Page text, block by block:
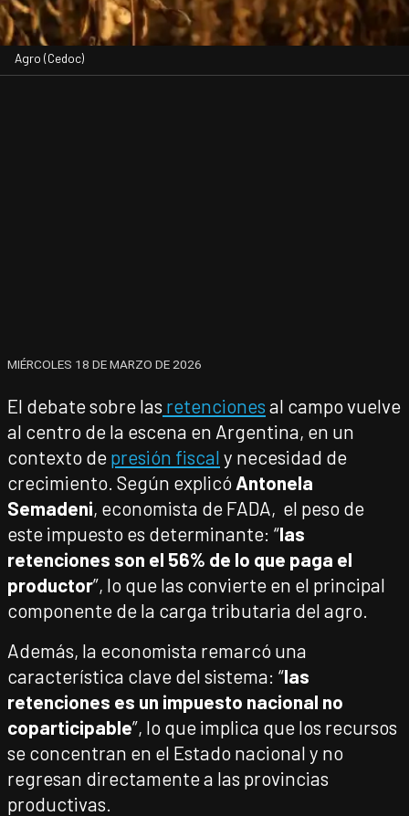
Agro (Cedoc)
MIÉRCOLES 18 DE MARZO DE 2026
El debate sobre las retenciones al campo vuelve
al centro de la escena en Argentina, en un
contexto de presión fiscal y necesidad de
crecimiento. Según explicó Antonela
Semadeni, economista de FADA, el peso de
este impuesto es determinante: “las
retenciones son el 56% de lo que paga el
productor”, lo que las convierte en el principal
componente de la carga tributaria del agro.
Además, la economista remarcó una
característica clave del sistema: “las
retenciones es un impuesto nacional no
coparticipable”, lo que implica que los recursos
se concentran en el Estado nacional y no
regresan directamente a las provincias
productivas.